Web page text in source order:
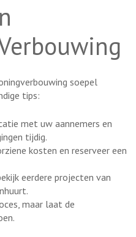
soepel
tips:
met uw aannemers en
tijdig.
kosten en reserveer een
eerdere projecten van
maar laat de